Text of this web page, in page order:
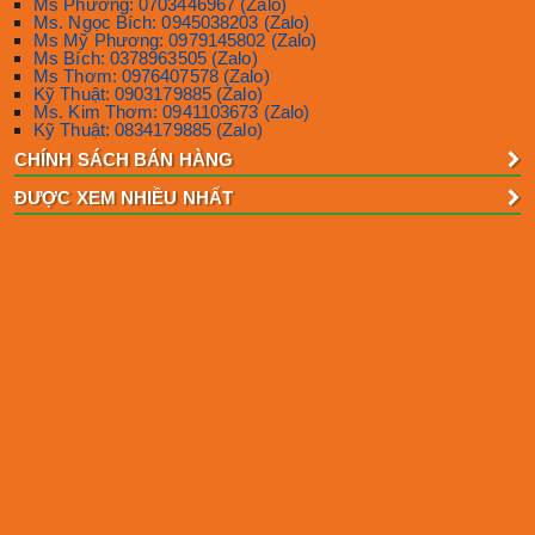
Ms. Ngọc Bích: 0945038203 (Zalo)
Ms Mỹ Phương: 0979145802 (Zalo)
Ms Bích: 0378963505 (Zalo)
Ms Thơm: 0976407578 (Zalo)
Kỹ Thuật: 0903179885 (Zalo)
Ms. Kim Thơm: 0941103673 (Zalo)
Kỹ Thuật: 0834179885 (Zalo)
CHÍNH SÁCH BÁN HÀNG
ĐƯỢC XEM NHIỀU NHẤT